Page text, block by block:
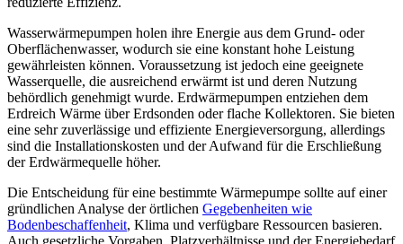
Wasserwärmepumpen holen ihre Energie aus dem Grund- oder
Oberflächenwasser, wodurch sie eine konstant hohe Leistung
gewährleisten können. Voraussetzung ist jedoch eine geeignete
Wasserquelle, die ausreichend erwärmt ist und deren Nutzung
behördlich genehmigt wurde. Erdwärmepumpen entziehen dem
Erdreich Wärme über Erdsonden oder flache Kollektoren. Sie bieten
eine sehr zuverlässige und effiziente Energieversorgung, allerdings
sind die Installationskosten und der Aufwand für die Erschließung
der Erdwärmequelle höher.
Die Entscheidung für eine bestimmte Wärmepumpe sollte auf einer
gründlichen Analyse der örtlichen Gegebenheiten wie
Bodenbeschaffenheit, Klima und verfügbare Ressourcen basieren.
Auch gesetzliche Vorgaben, Platzverhältnisse und der Energiebedarf